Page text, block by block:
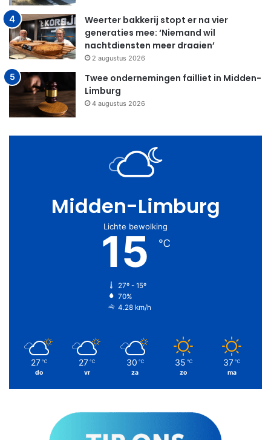
Weerter bakkerij stopt er na vier
generaties mee: ‘Niemand wil
nachtdiensten meer draaien’
2 augustus 2026
Twee ondernemingen failliet in Midden-
Limburg
4 augustus 2026
Midden-Limburg
Lichte bewolking
15 ℃
27º - 15º
70%
4.28 km/h
27 ℃
do
27 ℃
vr
30 ℃
za
35 ℃
zo
37 ℃
ma